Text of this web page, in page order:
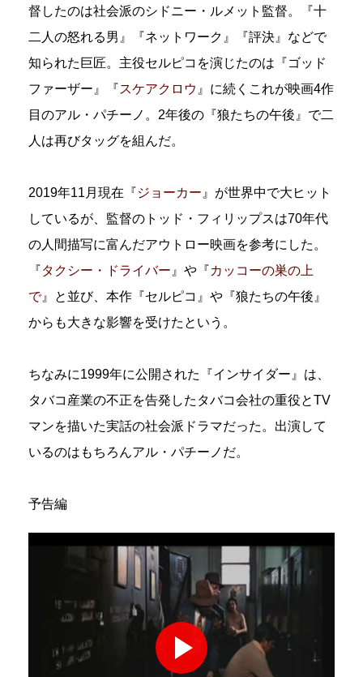
督したのは社会派のシドニー・ルメット監督。『十
二人の怒れる男』『ネットワーク』『評決』などで
知られた巨匠。主役セルピコを演じたのは『ゴッド
ファーザー』『スケアクロウ 』に続くこれが映画4作
目のアル・パチーノ。2年後の『狼たちの午後』で二
人は再びタッグを組んだ。
2019年11月現在『ジョーカー 』が世界中で大ヒット
しているが、監督のトッド・フィリップスは70年代
の人間描写に富んだアウトロー映画を参考にした。
『タクシー・ドライバー 』や『カッコーの巣の上
で』と並び、本作『セルピコ』や『狼たちの午後』
からも大きな影響を受けたという。
ちなみに1999年に公開された『インサイダー』は、
タバコ産業の不正を告発したタバコ会社の重役とTV
マンを描いた実話の社会派ドラマだった。出演して
いるのはもちろんアル・パチーノだ。
予告編